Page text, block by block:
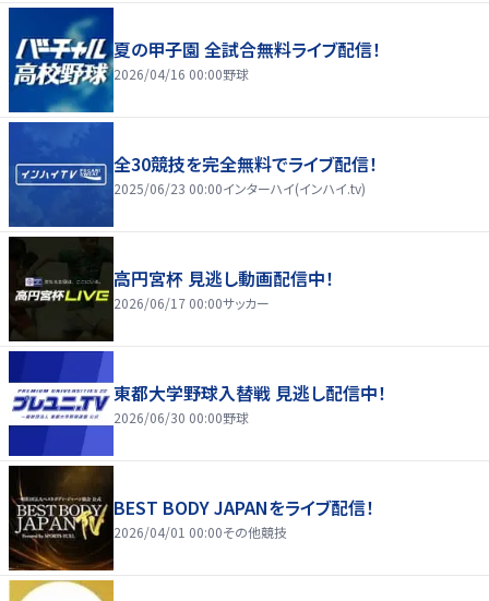
夏の甲子園 全試合無料ライブ配信！
2026/04/16 00:00野球
全30競技を完全無料でライブ配信！
2025/06/23 00:00インターハイ(インハイ.tv)
高円宮杯 見逃し動画配信中！
2026/06/17 00:00サッカー
東都大学野球入替戦 見逃し配信中！
2026/06/30 00:00野球
BEST BODY JAPANをライブ配信！
2026/04/01 00:00その他競技